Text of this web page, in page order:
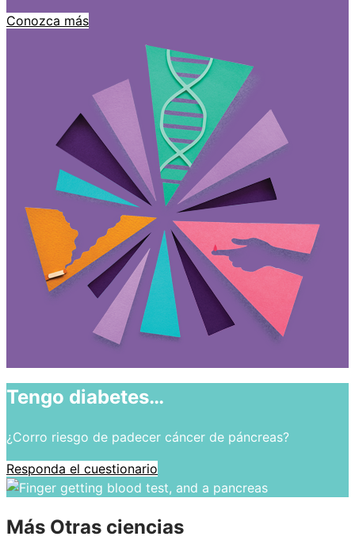
Conozca más
Tengo diabetes…
¿Corro riesgo de padecer cáncer de páncreas?
Responda el cuestionario
Más Otras ciencias